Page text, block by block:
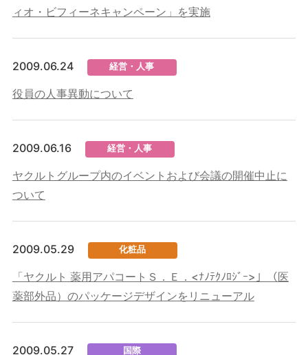
ィオ・ビフィーネキャンペーン」を実施
2009.06.24 経営・人事
役員の人事異動について
2009.06.16 経営・人事
ヤクルトグループ内のイベントおよび会議の開催中止に
ついて
2009.05.29 化粧品
「ヤクルト 薬用アパコートＳ．Ｅ．<ﾅﾉﾃｸﾉﾛｼﾞｰ>」（医
薬部外品）のパッケージデザインをリニューアル
2009.05.27 国際